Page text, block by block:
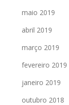
maio 2019
abril 2019
março 2019
fevereiro 2019
janeiro 2019
outubro 2018